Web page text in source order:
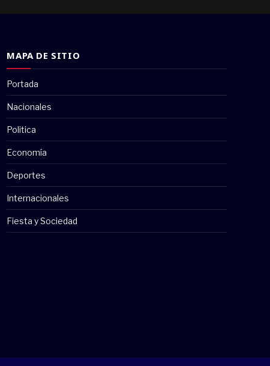
MAPA DE SITIO
Portada
Nacionales
Politica
Economía
Deportes
Internacionales
Fiesta y Sociedad